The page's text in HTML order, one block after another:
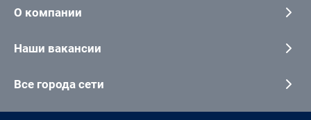
О компании
Наши вакансии
Все города сети